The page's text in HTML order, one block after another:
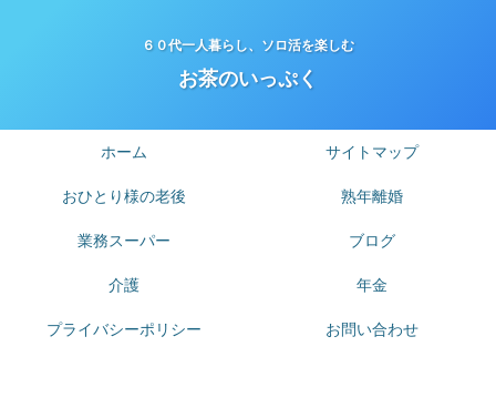
６０代一人暮らし、ソロ活を楽しむ
お茶のいっぷく
ホーム サイトマップ
おひとり様の老後 熟年離婚
業務スーパー ブログ
介護 年金
プライバシーポリシー お問い合わせ